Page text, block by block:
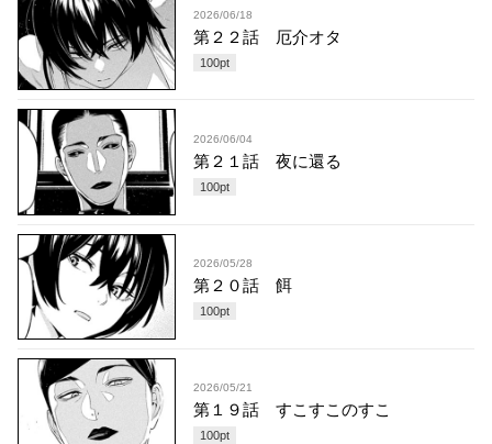
2026/06/18
第２２話 厄介オタ
100pt
2026/06/04
第２１話 夜に還る
100pt
2026/05/28
第２０話 餌
100pt
2026/05/21
第１９話 すこすこのすこ
100pt